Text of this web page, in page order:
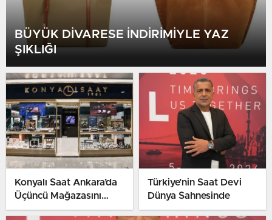
BÜYÜK DİVARESE İNDİRİMİYLE YAZ
ŞIKLIĞI
Konyalı Saat Ankara’da
Üçüncü Mağazasını
Bayrak Açtı
Türkiye’nin Saat Devi
Dünya Sahnesinde